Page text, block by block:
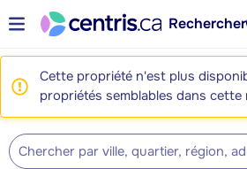
Rechercher
Cette propriété n'est plus
propriétés semblables dans cette